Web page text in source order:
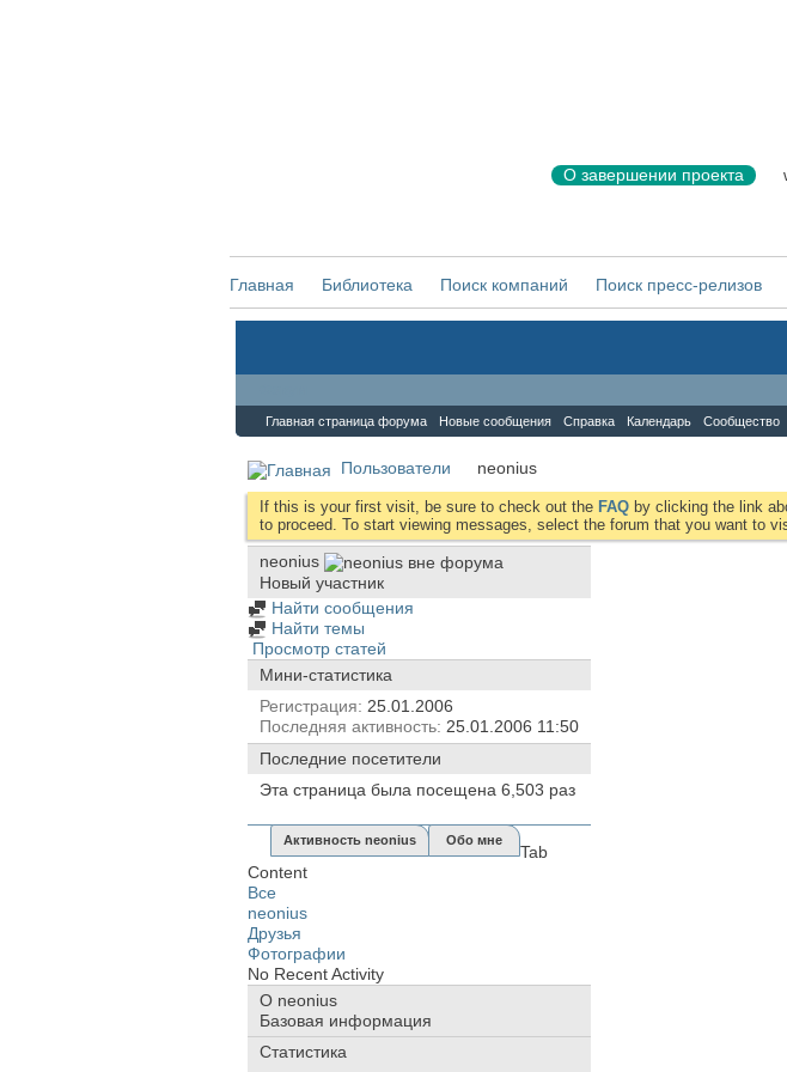
О завершении проекта
Главная Библиотека Поиск компаний Поиск пресс-релизов
Главная страница форума Новые сообщения Справка Календарь Сообщество
Пользователи neonius
If this is your first visit, be sure to check out the FAQ by clicking the link
to proceed. To start viewing messages, select the forum that you want to
neonius
Новый участник
Найти сообщения
Найти темы
Просмотр статей
Мини-статистика
Регистрация
25.01.2006
Последняя активность 25.01.2006 11:50
Последние посетители
Эта страница была посещена 6,503 раз
Активность neonius Обо мне
Tab
Content
Все
neonius
Друзья
Фотографии
No Recent Activity
О neonius
Базовая информация
Статистика